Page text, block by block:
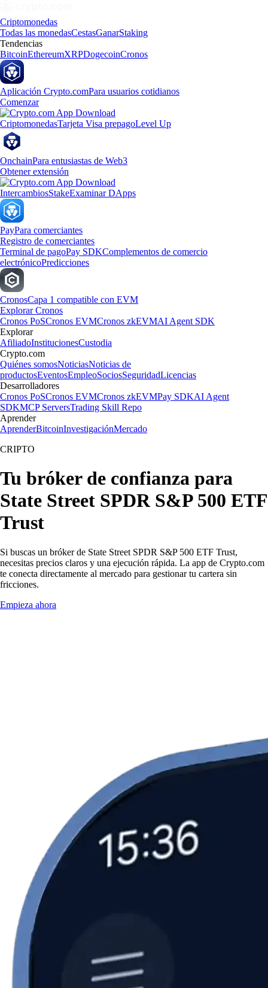
Criptomonedas
Todas las monedasCestasGanarStaking
Tendencias
BitcoinEthereumXRPDogecoinCronos
Aplicación Crypto.comPara usuarios cotidianos
Comenzar
CriptomonedasTarjeta Visa prepagoLevel Up
OnchainPara entusiastas de Web3
Obtener extensión
IntercambiosStakeExaminar DApps
PayPara comerciantes
Registro de comerciantes
Terminal de pagoPay SDKComplementos de comercio
electrónicoPredicciones
CronosCapa 1 compatible con EVM
Explorar Cronos
Cronos PoSCronos EVMCronos zkEVMAI Agent SDK
Explorar
AfiliadoInstitucionesCustodia
Crypto.com
Quiénes somosNoticiasNoticias de
productosEventosEmpleoSociosSeguridadLicencias
Desarrolladores
Cronos PoSCronos EVMCronos zkEVMPay SDKAI Agent
SDKMCP ServersTrading Skill Repo
Aprender
AprenderBitcoinInvestigaciónMercado
CRIPTO
Tu bróker de confianza para
State Street SPDR S&P 500 ETF
Trust
Si buscas un bróker de State Street SPDR S&P 500 ETF Trust,
necesitas precios claros y una ejecución rápida. La app de Crypto.com
te conecta directamente al mercado para gestionar tu cartera sin
fricciones.
Empieza ahora